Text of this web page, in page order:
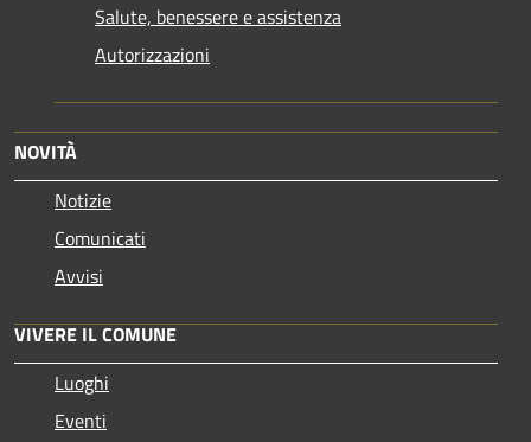
Salute, benessere e assistenza
Autorizzazioni
NOVITÀ
Notizie
Comunicati
Avvisi
VIVERE IL COMUNE
Luoghi
Eventi